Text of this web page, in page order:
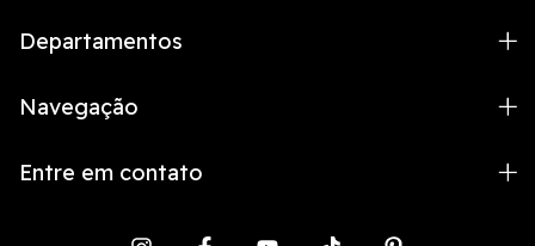
Departamentos
Navegação
Entre em contato